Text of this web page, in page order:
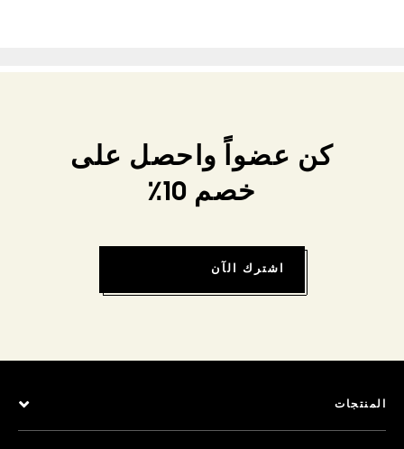
كن عضواً واحصل على
خصم 10٪
اشترك الآن
المنتجات